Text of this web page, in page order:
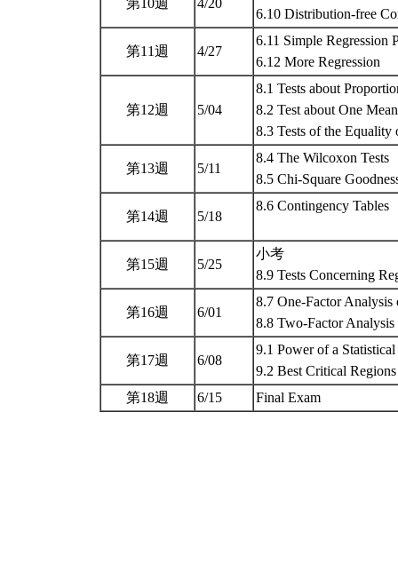
第10週 4/20
6.10 Distribution-free
第11週 4/27
6.11 Simple Regression
6.12 More Regression
第12週 5/04
8.1 Tests about
8.2 Test about One
8.3 Tests of the
第13週 5/11
8.4 The Wilcoxon Tests
8.5 Chi-Square
第14週 5/18
8.6 Contingency Tables
第15週 5/25
小考
8.9 Tests Concerning
第16週 6/01
8.7 One-Factor Analysis
8.8 Two-Factor
第17週 6/08
9.1 Power of a Statistical
9.2 Best Critical
第18週
6/15 Final Exam